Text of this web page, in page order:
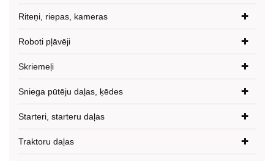
Riteņi, riepas, kameras
Roboti pļāvēji
Skriemeļi
Sniega pūtēju daļas, ķēdes
Starteri, starteru daļas
Traktoru daļas